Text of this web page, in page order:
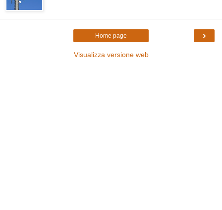
›
Home page
Visualizza versione web